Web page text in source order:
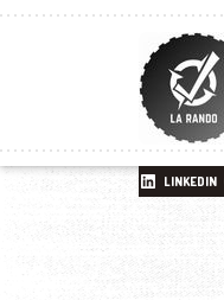
LINKEDIN